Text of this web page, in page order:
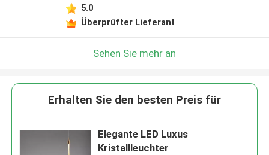
5.0
Überprüfter Lieferant
Sehen Sie mehr an
Erhalten Sie den besten Preis für
Elegante LED Luxus
Kristallleuchter